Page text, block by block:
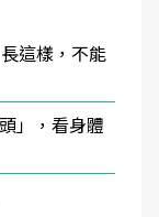
這樣，不能
」，看身體